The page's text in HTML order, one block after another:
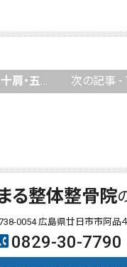
十肩の痛みで悩んでいる皆様 次の記事 -
る整体整骨院
0054 広島県廿日市市阿品
0829-30-7790